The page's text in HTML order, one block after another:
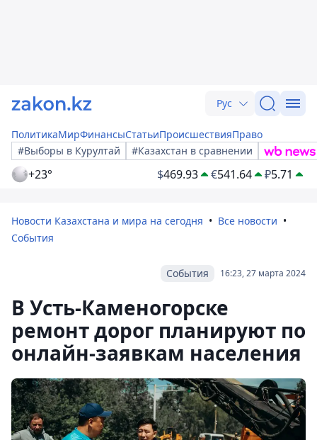
Рус
ПолитикаМирФинансыСтатьиПроисшествияПраво
#Выборы в Курултай
#Казахстан в сравнении
+23° $469.93 €541.64 ₽5.71
Новости Казахстана и мира на сегодня
Все новости
События
16:23, 27 марта 2024
События
В Усть-Каменогорске
ремонт дорог планируют по
онлайн-заявкам населения